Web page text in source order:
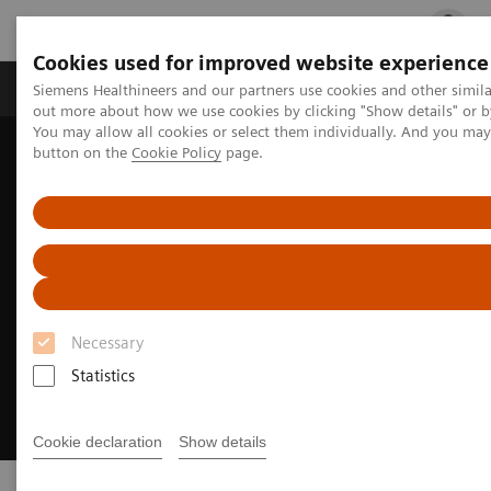
Cookies used for improved website experience
Siemens Healthineers and our partners use cookies and other
out more about how we use cookies by clicking "Show details" or
You may allow all cookies or select them individually. And you
button on the Cookie Policy page.
Necessary
Statistics
Cookie declaration Show details
Produits & services Spécialités cliniques
Accueil Biologie délocalisée